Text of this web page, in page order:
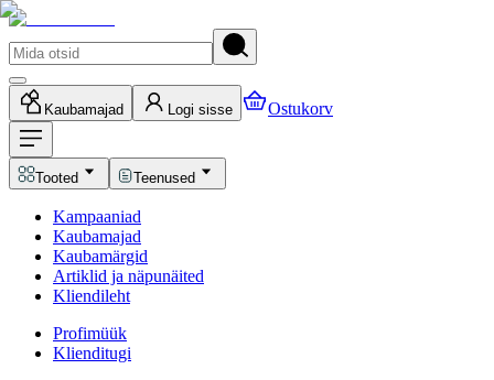
Kaubamajad Logi sisse Ostukorv
Tooted Teenused
Kampaaniad
Kaubamajad
Kaubamärgid
Artiklid ja näpunäited
Kliendileht
Profimüük
Klienditugi